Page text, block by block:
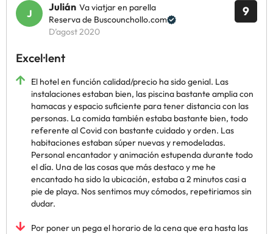
9
Julián Va viatjar en parella
Reserva de Buscounchollo.com
D’agost 2020
Excel·lent
El hotel en función calidad/precio ha sido genial. Las
instalaciones estaban bien, las piscina bastante amplia con
hamacas y espacio suficiente para tener distancia con las
personas. La comida también estaba bastante bien, todo
referente al Covid con bastante cuidado y orden. Las
habitaciones estaban súper nuevas y remodeladas.
Personal encantador y animación estupenda durante todo
el día. Una de las cosas que más destaco y me he
encantado ha sido la ubicación, estaba a 2 minutos casi a
pie de playa. Nos sentimos muy cómodos, repetiriamos sin
dudar.
Por poner un pega el horario de la cena que era hasta las